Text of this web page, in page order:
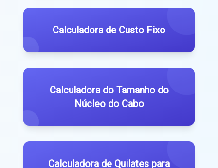
Calculadora de Custo Fixo
Calculadora do Tamanho do
Núcleo do Cabo
Calculadora de Quilates para